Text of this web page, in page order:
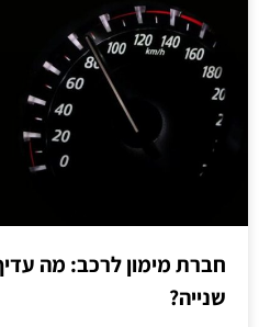
חברת מימון לרכב: מה
שנייה?